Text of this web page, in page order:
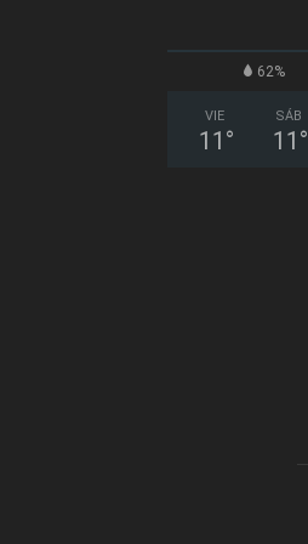
62%
VIE
11 °
SÁB
11 °